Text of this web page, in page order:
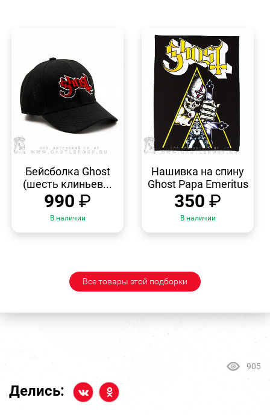
ПРОСМОТР
Бейсболка Ghost
(шесть клиньев...
990 ₽
В наличии
ПРОСМОТР
Нашивка на спину
Ghost Papa Emeritus
350 ₽
В наличии
Все товары этой подборки
905
Делись: